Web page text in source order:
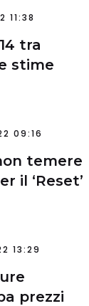
11:38
tra
stime
09:16
temere
il ‘Reset’
13:29
prezzi